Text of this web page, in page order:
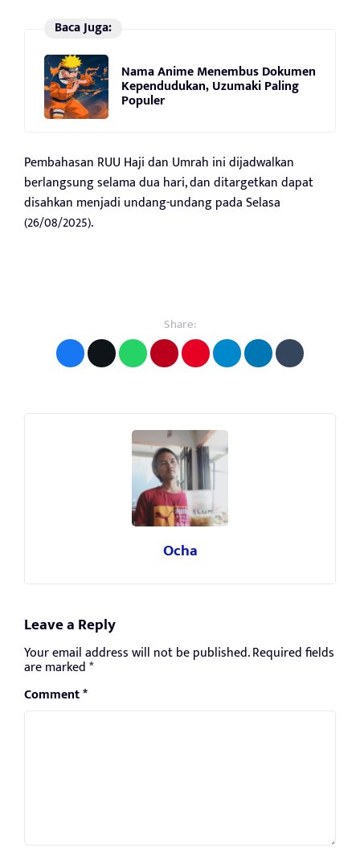
Baca Juga:
Nama Anime Menembus Dokumen
Kependudukan, Uzumaki Paling
Populer
Pembahasan RUU Haji dan Umrah ini dijadwalkan
berlangsung selama dua hari, dan ditargetkan dapat
disahkan menjadi undang-undang pada Selasa
(26/08/2025).
Share:
Ocha
Leave a Reply
Your email address will not be published.Required fields
are marked*
Comment*